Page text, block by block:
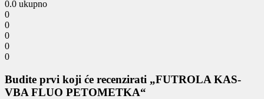
0.0 ukupno
0
0
0
0
0
Budite prvi koji će recenzirati „FUTROLA KAS-
VBA FLUO PETOMETKA“